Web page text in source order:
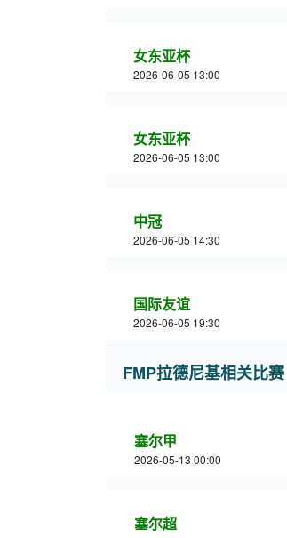
女东亚杯
2026-06-05 13:00
女东亚杯
2026-06-05 13:00
中冠
2026-06-05 14:30
国际友谊
2026-06-05 19:30
FMP拉德尼基相关比赛
塞尔甲
2026-05-13 00:00
塞尔超